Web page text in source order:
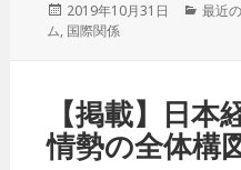
投
稿
2019年10月31日
カ
最近
ム, 国際関係
【掲載】日
情勢の全体構